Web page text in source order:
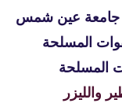
- جامعة عين شمس
المسلحة
المسلحة
والليزر